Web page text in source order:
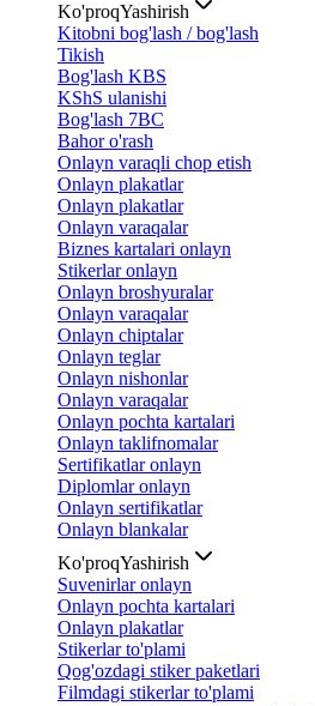
Ko'proqYashirish
Kitobni bog'lash / bog'lash
Tikish
Bog'lash KBS
KShS ulanishi
Bog'lash 7BC
Bahor o'rash
Onlayn varaqli chop etish
Onlayn plakatlar
Onlayn plakatlar
Onlayn varaqalar
Biznes kartalari onlayn
Stikerlar onlayn
Onlayn broshyuralar
Onlayn varaqalar
Onlayn chiptalar
Onlayn teglar
Onlayn nishonlar
Onlayn varaqalar
Onlayn pochta kartalari
Onlayn taklifnomalar
Sertifikatlar onlayn
Diplomlar onlayn
Onlayn sertifikatlar
Onlayn blankalar
Ko'proqYashirish
Suvenirlar onlayn
Onlayn pochta kartalari
Onlayn plakatlar
Stikerlar to'plami
Qog'ozdagi stiker paketlari
Filmdagi stikerlar to'plami